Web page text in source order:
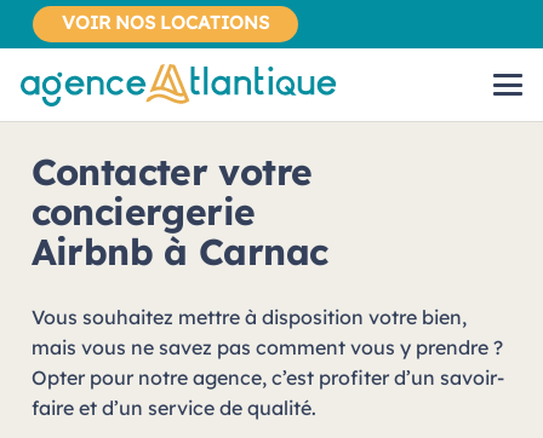
VOIR NOS LOCATIONS
Contacter votre
conciergerie
Airbnb à Carnac
Vous souhaitez mettre à disposition votre bien,
mais vous ne savez pas comment vous y prendre ?
Opter pour notre agence, c’est profiter d’un savoir-
faire et d’un service de qualité.